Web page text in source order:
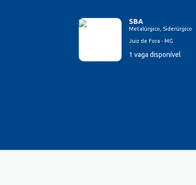
SBA
Metalúrgico, Siderúrgico
Juiz de Fora - MG
1 vaga disponível